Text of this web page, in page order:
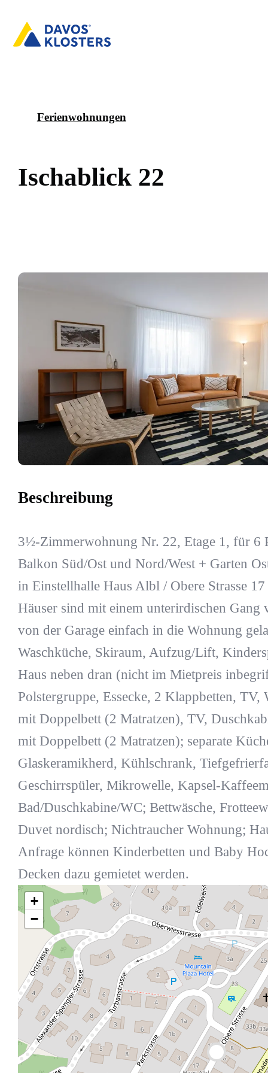
Ferienwohnungen
Ischablick 22
Beschreibung
3½-Zimmerwohnung Nr. 22, Etage 1, für 6
Balkon Süd/Ost und Nord/West + Garten
in Einstellhalle Haus Albl / Obere Strasse
Häuser sind mit einem unterirdischen Gang
von der Garage einfach in die Wohnung
Waschküche, Skiraum, Aufzug/Lift,
Haus neben dran (nicht im Mietpreis
Polstergruppe, Essecke, 2 Klappbetten,
mit Doppelbett (2 Matratzen), TV,
mit Doppelbett (2 Matratzen); separate
Glaskeramikherd, Kühlschrank,
Geschirrspüler, Mikrowelle, Kapsel-
Bad/Duschkabine/WC; Bettwäsche,
Duvet nordisch; Nichtraucher Wohnung;
Anfrage können Kinderbetten und Baby
Decken dazu gemietet werden.
+
−